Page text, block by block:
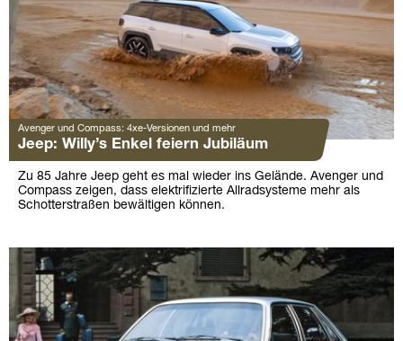
Avenger und Compass: 4xe-Versionen und mehr
Jeep: Willy’s Enkel feiern Jubiläum
Zu 85 Jahre Jeep geht es mal wieder ins Gelände. Avenger und
Compass zeigen, dass elektrifizierte Allradsysteme mehr als
Schotterstraßen bewältigen können.